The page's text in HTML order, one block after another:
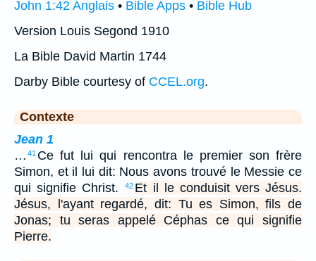
John 1:42 Anglais • Bible Apps • Bible Hub
Version Louis Segond 1910
La Bible David Martin 1744
Darby Bible courtesy of CCEL.org.
Contexte
Jean 1
… 41 Ce fut lui qui rencontra le premier son frère
Simon, et il lui dit: Nous avons trouvé le Messie ce
qui signifie Christ.
42 Et il le conduisit vers Jésus.
Jésus, l'ayant regardé, dit: Tu es Simon, fils de
Jonas; tu seras appelé Céphas ce qui signifie
Pierre.